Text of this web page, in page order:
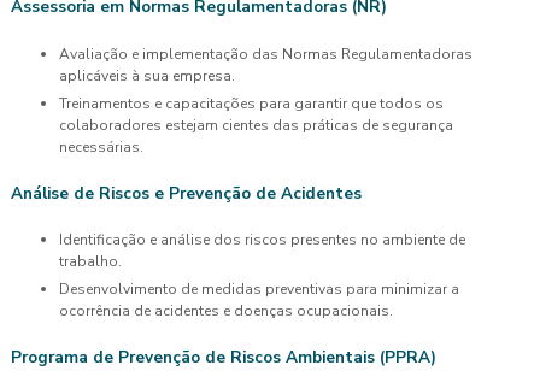
Assessoria em Normas Regulamentadoras (NR)
Avaliação e implementação das Normas Regulamentadoras
aplicáveis à sua empresa.
Treinamentos e capacitações para garantir que todos os
colaboradores estejam cientes das práticas de segurança
necessárias.
Análise de Riscos e Prevenção de Acidentes
Identificação e análise dos riscos presentes no ambiente de
trabalho.
Desenvolvimento de medidas preventivas para minimizar a
ocorrência de acidentes e doenças ocupacionais.
Programa de Prevenção de Riscos Ambientais (PPRA)